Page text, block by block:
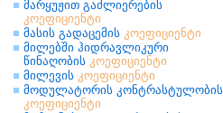
მარყუჟით გაძლიერების
კოეფიციენტი
მასის გადაცემის კოეფიციენტი
მილებში ჰიდრავლიკური
წინაღობის კოეფიციენტი
მილევის კოეფიციენტი
მოდულატორის კონტრასტულობის
კოეფიციენტი